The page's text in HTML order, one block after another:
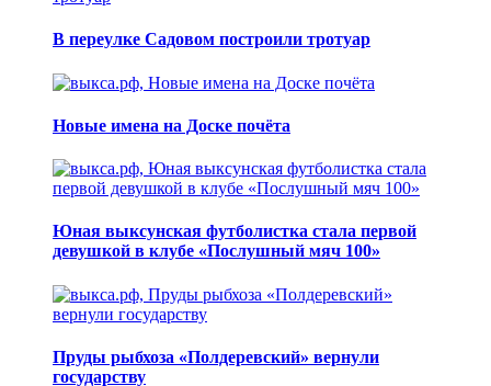
В переулке Садовом построили тротуар
Новые имена на Доске почёта
Юная выксунская футболистка стала первой
девушкой в клубе «Послушный мяч 100»
Пруды рыбхоза «Полдеревский» вернули
государству